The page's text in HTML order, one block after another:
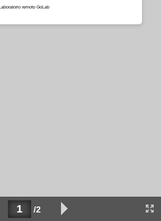
Laboratorio remoto GoLab­
/2